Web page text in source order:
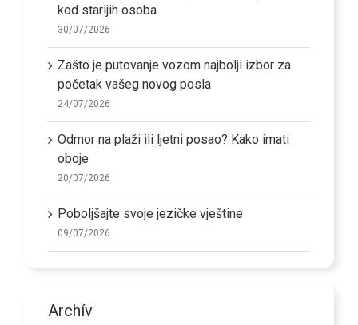
kod starijih osoba
30/07/2026
Zašto je putovanje vozom najbolji izbor za
početak vašeg novog posla
24/07/2026
Odmor na plaži ili ljetni posao? Kako imati
oboje
20/07/2026
Poboljšajte svoje jezičke vještine
09/07/2026
Archív